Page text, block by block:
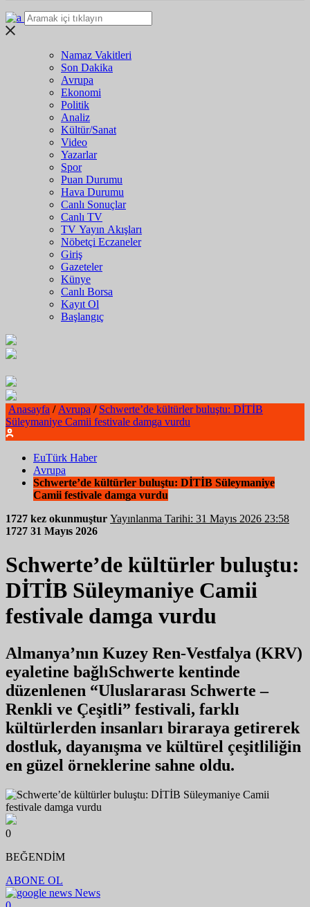
Namaz Vakitleri
Son Dakika
Avrupa
Ekonomi
Politik
Analiz
Kültür/Sanat
Video
Yazarlar
Spor
Puan Durumu
Hava Durumu
Canlı Sonuçlar
Canlı TV
TV Yayın Akışları
Nöbetçi Eczaneler
Giriş
Gazeteler
Künye
Canlı Borsa
Kayıt Ol
Başlangıç
Anasayfa / Avrupa / Schwerte’de kültürler buluştu: DİTİB
Süleymaniye Camii festivale damga vurdu
EuTürk Haber
Avrupa
Schwerte’de kültürler buluştu: DİTİB Süleymaniye
Camii festivale damga vurdu
1727 kez okunmuştur
Yayınlanma Tarihi: 31 Mayıs 2026 23:58
1727 31 Mayıs 2026
Schwerte’de kültürler buluştu:
DİTİB Süleymaniye Camii
festivale damga vurdu
Almanya’nın Kuzey Ren-Vestfalya (KRV)
eyaletine bağlıSchwerte kentinde
düzenlenen “Uluslararası Schwerte –
Renkli ve Çeşitli” festivali, farklı
kültürlerden insanları biraraya getirerek
dostluk, dayanışma ve kültürel çeşitliliğin
en güzel örneklerine sahne oldu.
0
BEĞENDİM
ABONE OL
News